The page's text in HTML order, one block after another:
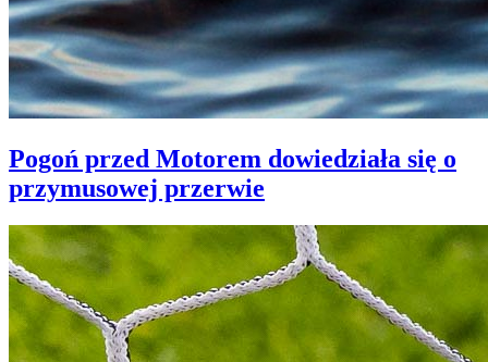
Pogoń przed Motorem dowiedziała się o
przymusowej przerwie